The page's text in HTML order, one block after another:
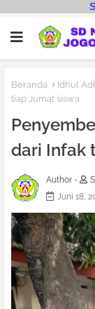
DATANG DI
Beranda Idhul
tiap Jumat siswa
dari Infak
Author -
Juni 18,